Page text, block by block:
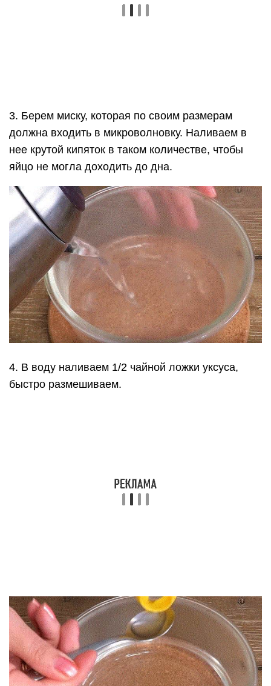
3. Берем миску, которая по своим размерам
должна входить в микроволновку. Наливаем в
нее крутой кипяток в таком количестве, чтобы
яйцо не могла доходить до дна.
4. В воду наливаем 1/2 чайной ложки уксуса,
быстро размешиваем.